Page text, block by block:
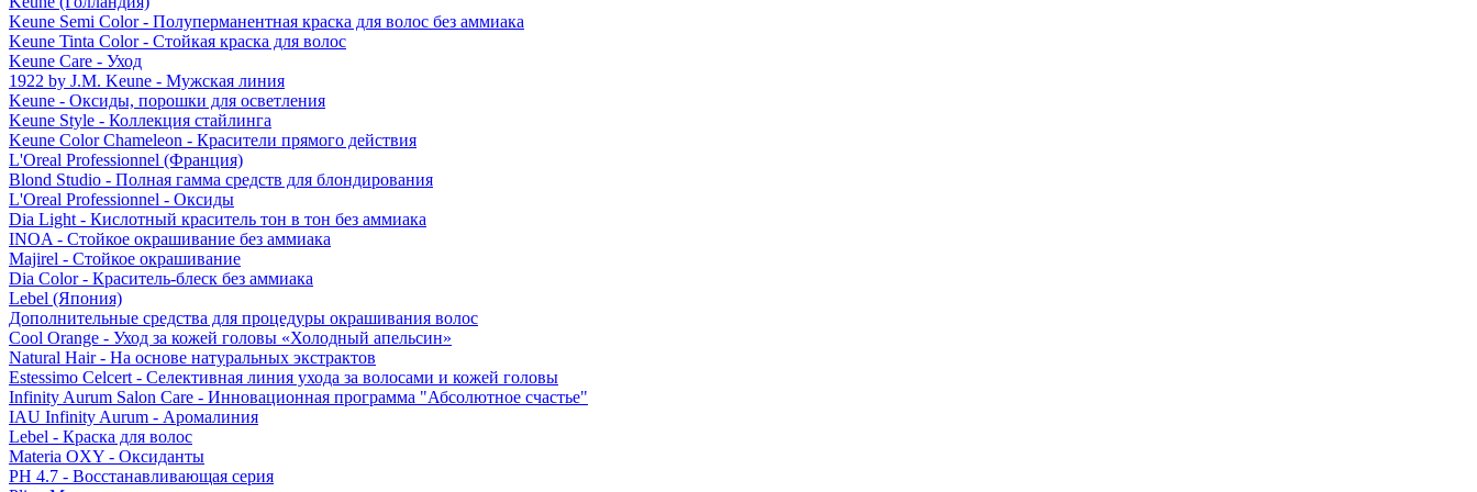
Keune Semi Color - Полуперманентная краска для волос без аммиака
Keune Tinta Color - Стойкая краска для волос
Keune Care - Уход
1922 by J.M. Keune - Мужская линия
Keune - Оксиды, порошки для осветления
Keune Style - Коллекция стайлинга
Keune Color Chameleon - Красители прямого действия
L'Oreal Professionnel (Франция)
Blond Studio - Полная гамма средств для блондирования
L'Oreal Professionnel - Оксиды
Dia Light - Кислотный краситель тон в тон без аммиака
INOA - Стойкое окрашивание без аммиака
Majirel - Стойкое окрашивание
Dia Color - Краситель-блеск без аммиака
Lebel (Япония)
Дополнительные средства для процедуры окрашивания волос
Cool Orange - Уход за кожей головы «Холодный апельсин»
Natural Hair - На основе натуральных экстрактов
Estessimo Celcert - Селективная линия ухода за волосами и кожей головы
Infinity Aurum Salon Care - Инновационная программа "Абсолютное счастье"
IAU Infinity Aurum - Аромалиния
Lebel - Краска для волос
Materia OXY - Оксиданты
PH 4.7 - Восстанавливающая серия